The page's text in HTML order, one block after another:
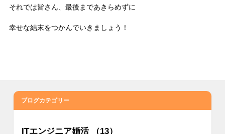
それでは皆さん、最後まであきらめずに
幸せな結末をつかんでいきましょう！
ブログカテゴリー
ITエンジニア婚活 （13）